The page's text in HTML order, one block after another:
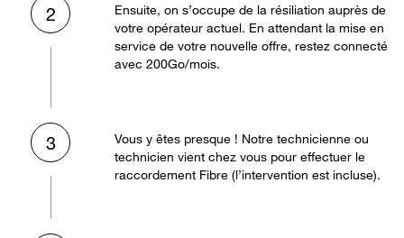
2
Ensuite, on s’occupe de la résiliation auprès de
votre opérateur actuel. En attendant la mise en
service de votre nouvelle offre, restez connecté
avec 200Go/mois.
3
Vous y êtes presque ! Notre technicienne ou
technicien vient chez vous pour effectuer le
raccordement Fibre (l’intervention est incluse).